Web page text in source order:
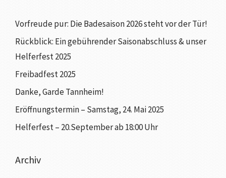
Vorfreude pur: Die Badesaison 2026 steht vor der Tür!
Rückblick: Ein gebührender Saisonabschluss & unser
Helferfest 2025
Freibadfest 2025
Danke, Garde Tannheim!
Eröffnungstermin – Samstag, 24. Mai 2025
Helferfest – 20.September ab 18:00 Uhr
Archiv